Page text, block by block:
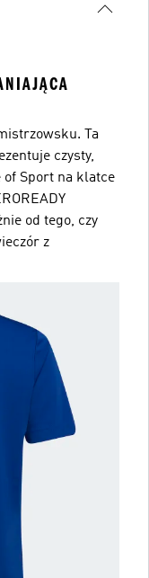
Ta
czysty,
of Sport na klatce
od tego, czy
z